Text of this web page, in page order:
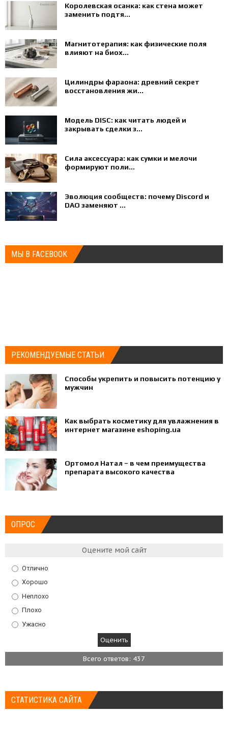
Королевская осанка: как стена может
заменить подтя...
Магнитотерапия: как физические поля
влияют на биох...
Цилиндры фараона: древний секрет
восстановления жи...
Модель DISC: как читать людей и
закрывать сделки з...
Сила аксессуара: как сумки и мелочи
формируют поли...
Эволюция сообществ: почему Discord и
DAO заменяют ...
МЫ В FACEBOOK
РЕКОМЕНДУЕМЫЕ СТАТЬИ
Способы укрепить и повысить потенцию у
мужчин
Как выбрать косметику для увлажнения в
интернет магазине eshoping.ua
Ортомол Натал – в чем преимущества
препарата высокого качества
ОПРОС
Оцените мой сайт
Отлично
Хорошо
Неплохо
Плохо
Ужасно
Всего ответов: 437
СТАТИСТИКА САЙТА